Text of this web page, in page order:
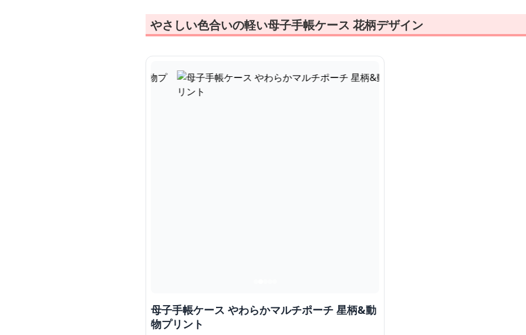
成するのは適切ではあ
に写っている製品の実
やさしい色合いの軽い母子手帳ケース 花柄デザイン
母子手帳ケース やわらかマルチポーチ 星柄&動
物プリント